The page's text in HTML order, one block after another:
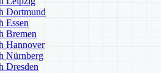
Dortmund
Essen
Bremen
Hannover
Nürnberg
Dresden